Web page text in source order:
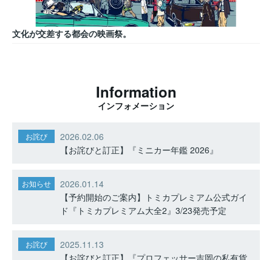
文化が交差する都会の映画祭。
Information
インフォメーション
お詫び
2026.02.06
【お詫びと訂正】『ミニカー年鑑 2026』
お知らせ
2026.01.14
【予約開始のご案内】トミカプレミアム公式ガイ
ド『トミカプレミアム大全2』3/23発売予定
お詫び
2025.11.13
【お詫びと訂正】『プロフェッサー吉岡の私有貨